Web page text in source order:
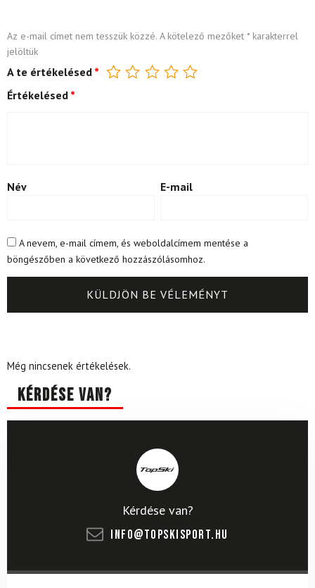
Az e-mail címet nem tesszük közzé. A kötelező mezőket *karakterrel
jelöltük
A te értékelésed *
Értékelésed *
Név E-mail
A nevem, e-mail címem, és weboldalcímem mentése a
böngészőben a következő hozzászólásomhoz.
Még nincsenek értékelések.
Kérdése van?
Kérdése van?
info@topskisport.hu